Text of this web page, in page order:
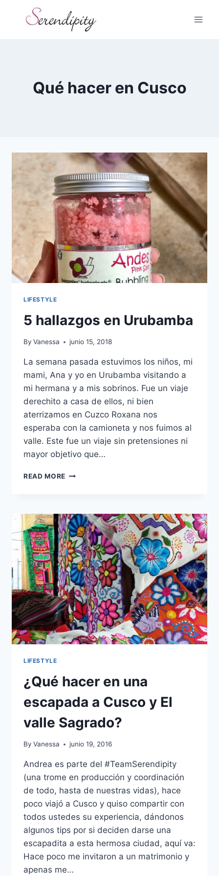
Qué hacer en Cusco
LIFESTYLE
5 hallazgos en Urubamba
By Vanessa junio 15, 2018
La semana pasada estuvimos los niños, mi
mami, Ana y yo en Urubamba visitando a
mi hermana y a mis sobrinos. Fue un viaje
derechito a casa de ellos, ni bien
aterrizamos en Cuzco Roxana nos
esperaba con la camioneta y nos fuimos al
valle. Este fue un viaje sin pretensiones ni
mayor objetivo que…
READ MORE
LIFESTYLE
¿Qué hacer en una
escapada a Cusco y El
valle Sagrado?
By Vanessa junio 19, 2016
Andrea es parte del #TeamSerendipity
(una trome en producción y coordinación
de todo, hasta de nuestras vidas), hace
poco viajó a Cusco y quiso compartir con
todos ustedes su experiencia, dándonos
algunos tips por si deciden darse una
escapadita a esta hermosa ciudad, aquí va:
Hace poco me invitaron a un matrimonio y
apenas me…